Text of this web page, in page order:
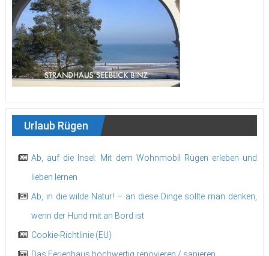
Urlaub Rügen
Ab, auf die Insel: Mit dem Wohnmobil Rügen erleben und
lieben lernen
Ab, in die wilde Natur! – an diese Dinge sollte man denken,
wenn der Hund mit an Bord ist
Cookie-Richtlinie (EU)
Das Ferienhaus hochwertig renovieren / sanieren